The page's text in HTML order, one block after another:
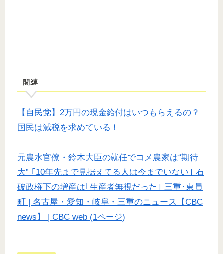
関連
【自民党】2万円の現金給付はいつもらえるの？
国民は減税を求めている！
元農水官僚・鈴木大臣の就任でコメ農家は“期待
大” ｢10年先まで見据えてる人は今までいない｣ 石
破政権下の増産は｢生産者無視だった｣ 三重･東員
町 | 名古屋・愛知・岐阜・三重のニュース【CBC
news】 | CBC web (1ページ)